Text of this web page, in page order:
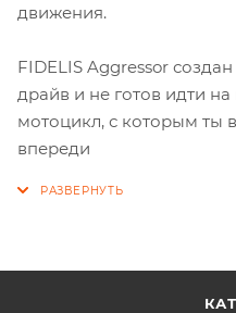
движения.
FIDELIS Aggressor
драйв и не готов идти
мотоцикл, с которым ты
впереди